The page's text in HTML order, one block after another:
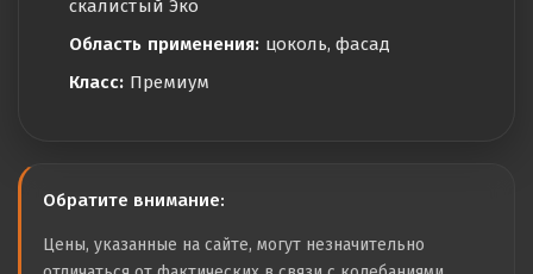
скалистый Эко
Область применения: цоколь, фасад
Класс: Премиум
Обратите внимание:
Цены, указанные на сайте, могут незначительно